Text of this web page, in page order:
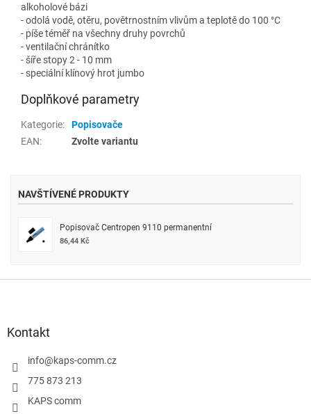
alkoholové bázi
- odolá vodě, otěru, povětrnostním vlivům a teplotě do 100 °C
- píše téměř na všechny druhy povrchů
- ventilační chránítko
- šíře stopy 2 - 10 mm
- speciální klínový hrot jumbo
Doplňkové parametry
Kategorie:
Popisovače
EAN: Zvolte variantu
NAVŠTÍVENÉ PRODUKTY
Popisovač Centropen 9110 permanentní
86,44 Kč
Kontakt
info@kaps-comm.cz
775 873 213
KAPS comm